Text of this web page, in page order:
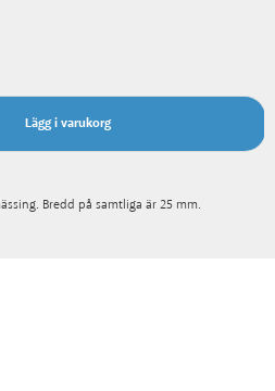
Lägg i varukorg
Bredd på samtliga är 25 mm.